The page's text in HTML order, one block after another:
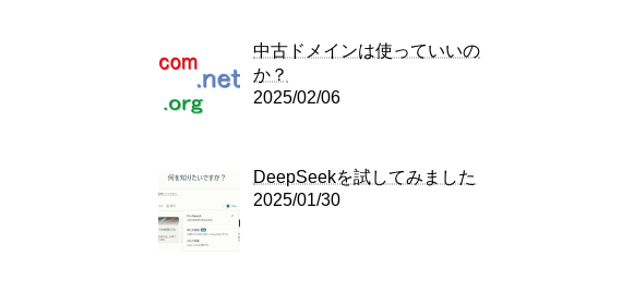
中古ドメインは使っていいの
か？
2025/02/06
DeepSeekを試してみました
2025/01/30